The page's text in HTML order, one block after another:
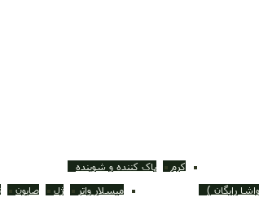
رایگان )
کرم پاک کننده و شوینده
میسلار واتر ژل صابون